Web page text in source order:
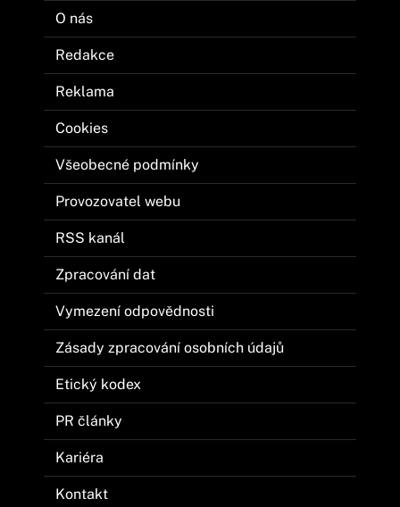
O nás
Redakce
Reklama
Cookies
Všeobecné podmínky
Provozovatel webu
RSS kanál
Zpracování dat
Vymezení odpovědnosti
Zásady zpracování osobních údajů
Etický kodex
PR články
Kariéra
Kontakt